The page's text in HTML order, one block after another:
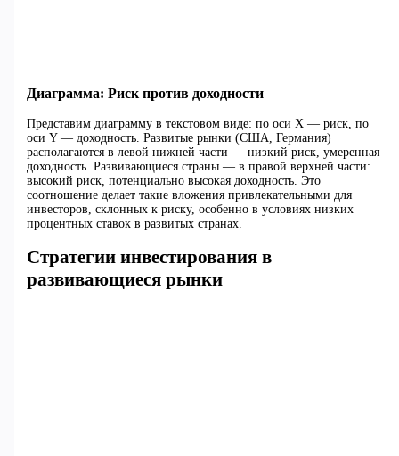
Диаграмма: Риск против доходности
Представим диаграмму в текстовом виде: по оси X — риск, по
оси Y — доходность. Развитые рынки (США, Германия)
располагаются в левой нижней части — низкий риск, умеренная
доходность. Развивающиеся страны — в правой верхней части:
высокий риск, потенциально высокая доходность. Это
соотношение делает такие вложения привлекательными для
инвесторов, склонных к риску, особенно в условиях низких
процентных ставок в развитых странах.
Стратегии инвестирования в
развивающиеся рынки